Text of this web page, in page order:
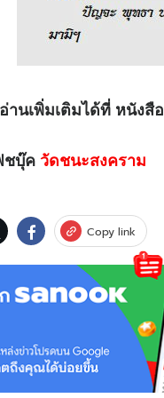
นเพิ่มเติมได้ที่ หนังสือ
ชบุ๊ควัดชนะสงคราม
Copy link